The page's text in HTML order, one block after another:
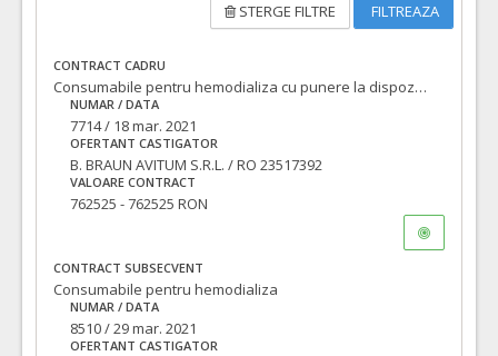
STERGE FILTRE FILTREAZA
CONTRACT CADRU
Consumabile pentru hemodializa cu punere la dispozitie cu titlu gratuit a unui numar de 6 aparate de hemodializa
NUMAR / DATA
7714 / 18 mar. 2021
OFERTANT CASTIGATOR
B. BRAUN AVITUM S.R.L. / RO 23517392
VALOARE CONTRACT
762525 - 762525 RON
CONTRACT SUBSECVENT
Consumabile pentru hemodializa
NUMAR / DATA
8510 / 29 mar. 2021
OFERTANT CASTIGATOR